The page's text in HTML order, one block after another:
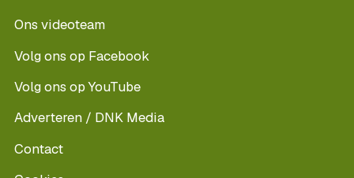
Ons videoteam
Volg ons op Facebook
Volg ons op YouTube
Adverteren / DNK Media
Contact